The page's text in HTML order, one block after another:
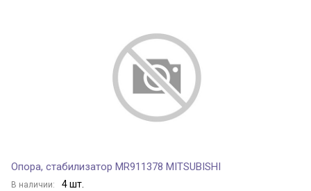
Опора, стабилизатор MR911378 MITSUBISHI
В наличии: 4 шт.